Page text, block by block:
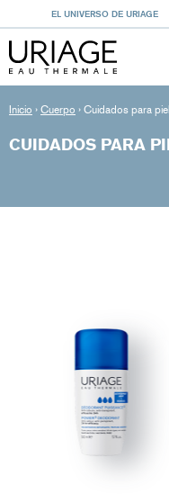
EL UNIVERSO DE URIAGE
Inicio › Cuerpo › Cuidados para
CUIDADOS PARA